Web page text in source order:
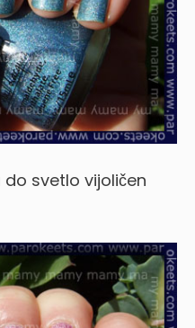
svetlo vijoličen